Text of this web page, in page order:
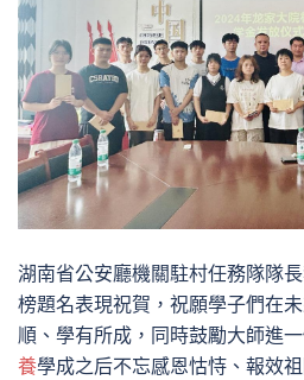
湖南省公安廳機關駐村任務隊隊
榜題名表現祝賀，祝願學子們在
順、學有所成，同時鼓勵大師進
養學成之后不忘感恩怙恃、報效